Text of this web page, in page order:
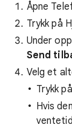
Åpne
Trykk på
Under
Send
Velg et
Trykk
Hvis
ventetid